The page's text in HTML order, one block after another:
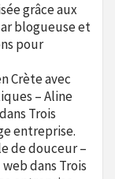
grâce aux
blogueuse et
pour
Crète avec
– Aline
dans Trois
entreprise.
de douceur –
webdans Trois